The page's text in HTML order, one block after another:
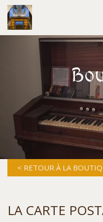
< RETOUR À LA
LA CARTE